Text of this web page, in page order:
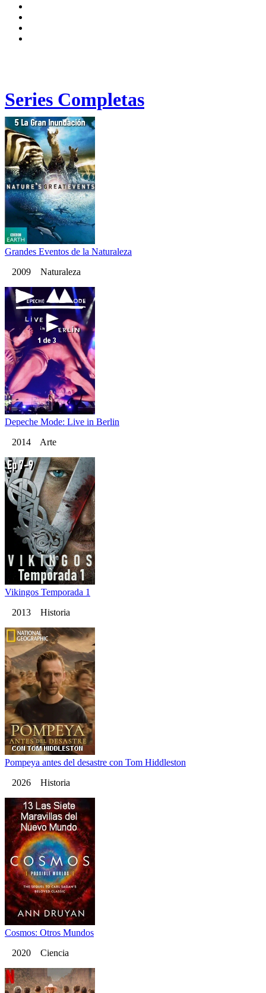
Series Completas
Grandes Eventos de la Naturaleza
2009 Naturaleza
Depeche Mode: Live in Berlin
2014 Arte
Vikingos Temporada 1
2013 Historia
Pompeya antes del desastre con Tom Hiddleston
2026 Historia
Cosmos: Otros Mundos
2020 Ciencia